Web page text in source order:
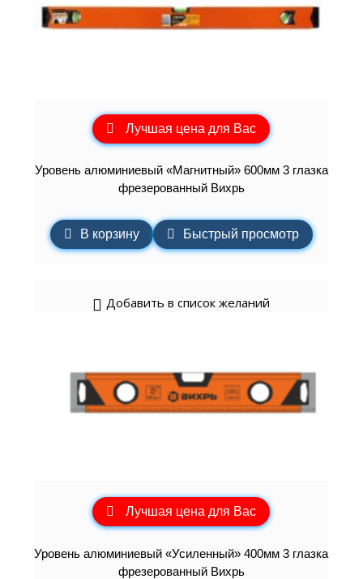
Лучшая цена для Вас
Уровень алюминиевый «Магнитный» 600мм 3 глазка
фрезерованный Вихрь
В корзину Быстрый просмотр
Добавить в список желаний
Лучшая цена для Вас
Уровень алюминиевый «Усиленный» 400мм 3 глазка
фрезерованный Вихрь